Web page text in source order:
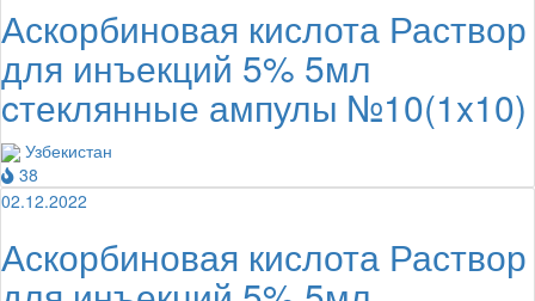
Аскорбиновая кислота Раствор
для инъекций 5% 5мл
cтеклянные ампулы №10(1x10)
Узбекистан
38
02.12.2022
Аскорбиновая кислота Раствор